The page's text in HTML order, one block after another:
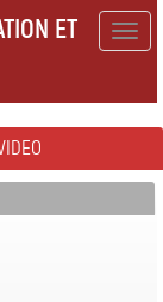
ET